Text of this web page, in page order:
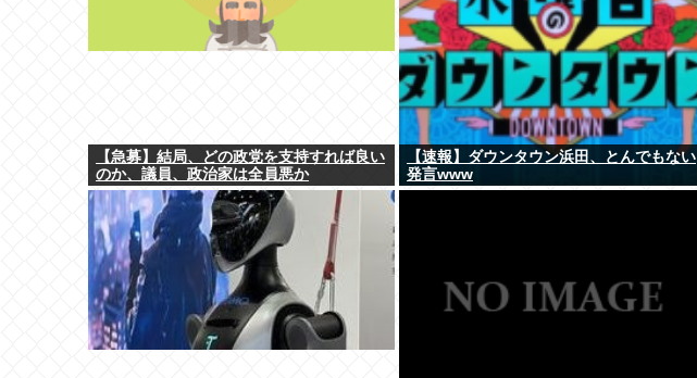
【急募】結局、どの政党を支持すれば良い
のか、議員、政治家は全員悪か
【速報】ダウンタウン浜田、とんでもない
発言www